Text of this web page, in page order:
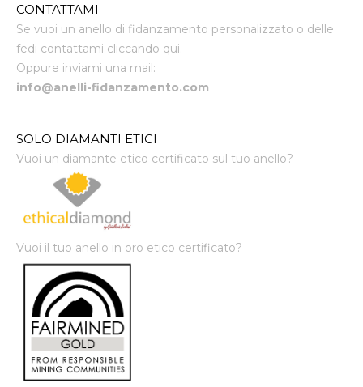
CONTATTAMI
Se vuoi un anello di fidanzamento personalizzato o delle
fedi contattami cliccando qui.
Oppure inviami una mail:
info@anelli-fidanzamento.com
SOLO DIAMANTI ETICI
Vuoi un diamante etico certificato sul tuo anello?
Vuoi il tuo anello in oro etico certificato?